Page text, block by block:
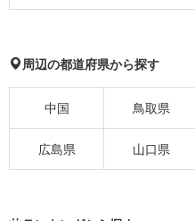
周辺の都道府県から探す
中国 鳥取県
広島県 山口県